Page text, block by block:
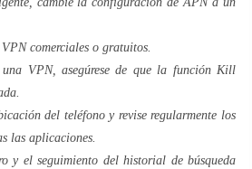
comerciales o gratuitos.
VPN, asegúrese de que la función Kill
del teléfono y revise regularmente los
las aplicaciones.
y el seguimiento del historial de búsqueda